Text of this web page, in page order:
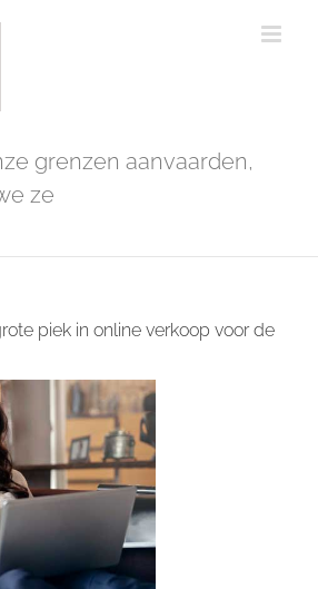
grenzen aanvaarden,
ze
piek in online verkoop voor de